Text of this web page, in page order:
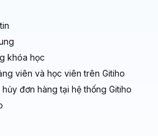
khóa học
viên và học viên trên Gitiho
đơn hàng tại hệ thống Gitiho